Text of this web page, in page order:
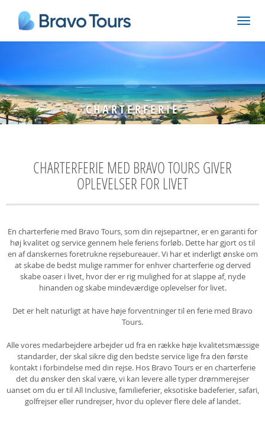
CHARTERFERIE
CHARTERFERIE MED BRAVO TOURS GIVER
OPLEVELSER FOR LIVET
En charterferie med Bravo Tours, som din rejsepartner, er en garanti for
høj kvalitet og service gennem hele feriens forløb. Dette har gjort os til
en af danskernes foretrukne rejsebureauer. Vi har et inderligt ønske om
at skabe de bedst mulige rammer for enhver charterferie og derved
skabe oaser i livet, hvor der er rig mulighed for at slappe af, nyde
hinanden og skabe mindeværdige oplevelser for livet.
Det er helt naturligt at have høje forventninger til en ferie med Bravo
Tours.
Alle vores medarbejdere arbejder ud fra en række høje kvalitetsmæssige
standarder, der skal sikre dig den bedste service lige fra den første
kontakt i forbindelse med din rejse. Hos Bravo Tours er en charterferie
det du ønsker den skal være, vi kan levere alle typer drømmerejser
uanset om du er til All Inclusive, familieferier, eksotiske badeferier, safari,
golfrejser eller rundrejser, hvor du oplever flere dele af landet.